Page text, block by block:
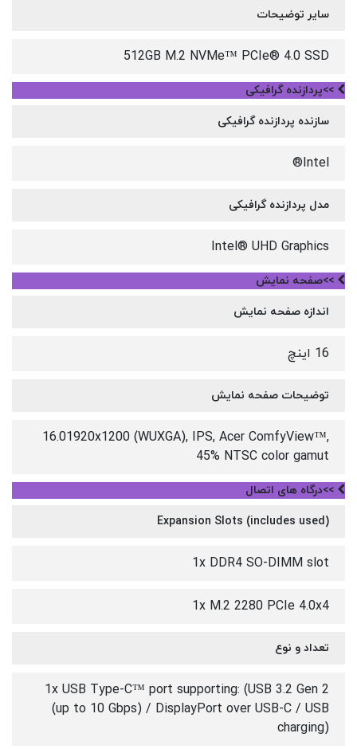
سایر توضیحات
512GB M.2 NVMe™ PCIe® 4.0 SSD
>>پردازنده گرافیکی
سازنده پردازنده گرافیکی
Intel®
مدل پردازنده گرافیکی
Intel® UHD Graphics
>>صفحه نمایش
اندازه صفحه نمایش
16 اینچ
توضیحات صفحه نمایش
16.01920x1200 (WUXGA), IPS, Acer ComfyView™,
45% NTSC color gamut
>>درگاه های اتصال
Expansion Slots (includes used)
1x DDR4 SO-DIMM slot
1x M.2 2280 PCIe 4.0x4
تعداد و نوع
1x USB Type-C™ port supporting: (USB 3.2 Gen 2
(up to 10 Gbps) / DisplayPort over USB-C / USB
charging)